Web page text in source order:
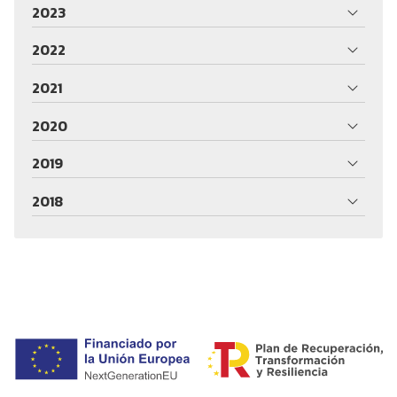
2023
2022
2021
2020
2019
2018